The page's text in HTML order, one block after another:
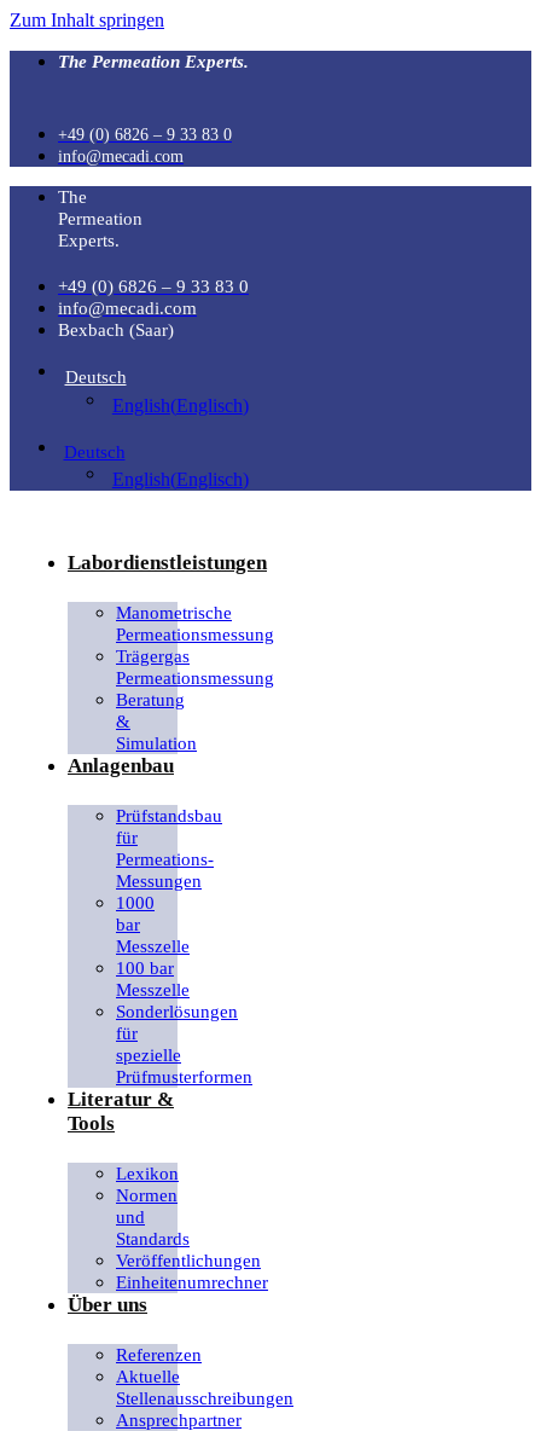
Zum Inhalt springen
The Permeation Experts.
+49 (0) 6826 – 9 33 83 0
info@mecadi.com
The
Permeation
Experts.
+49 (0) 6826 – 9 33 83 0
info@mecadi.com
Bexbach (Saar)
Deutsch
English(Englisch)
Deutsch
English(Englisch)
Labordienstleistungen
Manometrische
Permeationsmessung
Trägergas
Permeationsmessung
Beratung
&
Simulation
Anlagenbau
Prüfstandsbau
für
Permeations-
Messungen
1000
bar
Messzelle
100 bar
Messzelle
Sonderlösungen
für
spezielle
Prüfmusterformen
Literatur &
Tools
Lexikon
Normen
und
Standards
Veröffentlichungen
Einheitenumrechner
Über uns
Referenzen
Aktuelle
Stellenausschreibungen
Ansprechpartner